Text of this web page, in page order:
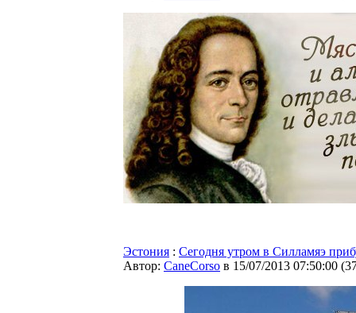
Эстония : Сегодня утром в Силламяэ
Автор: CaneCorso в 15/07/2013 07:50:00 (